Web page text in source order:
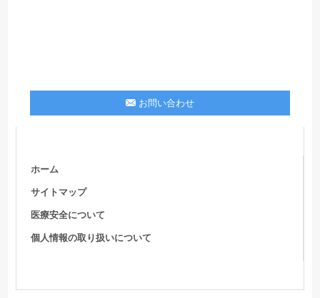
お問い合わせ
ホーム
サイトマップ
医療安全について
個人情報の取り扱いについて